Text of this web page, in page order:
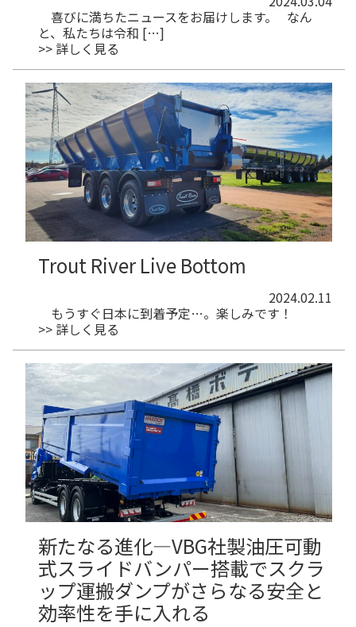
喜びに満ちたニュースをお届けします。 なん
と、私たちは令和 […]
>> 詳しく見る
Trout River Live Bottom
2024.02.11
もうすぐ日本に到着予定…。楽しみです！
>> 詳しく見る
新たなる進化―VBG社製油圧可動
式スライドバンパー搭載でスクラ
ップ運搬ダンプがさらなる安全と
効率性を手に入れる